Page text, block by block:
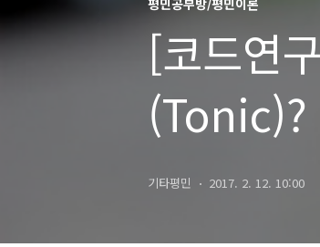
평민공부방/평민이론
[코드연
(Tonic)?
기타평민 2017. 2. 12. 10:00